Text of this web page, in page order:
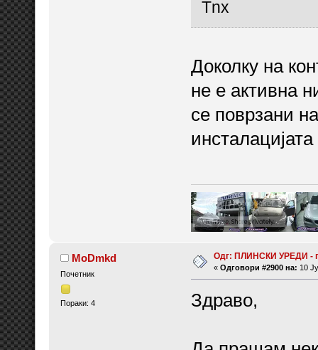
Tnx
Доколку на
не е активна
се поврзани
MoDmkd
Почетник
Пораки: 4
Одг: ПЛИНСКИ УРЕДИ -
« Одговори #2900 на: 10
Здраво,